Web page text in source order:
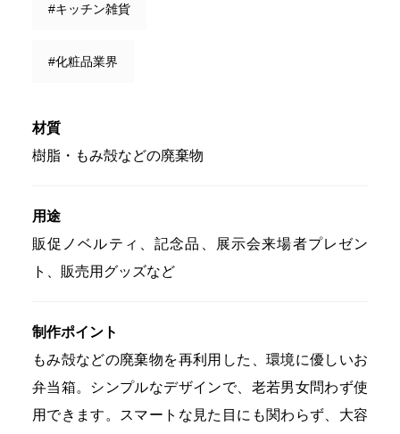
#キッチン雑貨
#化粧品業界
材質
樹脂・もみ殻などの廃棄物
用途
販促ノベルティ、記念品、展示会来場者プレゼン
ト、販売用グッズなど
制作ポイント
もみ殻などの廃棄物を再利用した、環境に優しいお
弁当箱。シンプルなデザインで、老若男女問わず使
用できます。スマートな見た目にも関わらず、大容